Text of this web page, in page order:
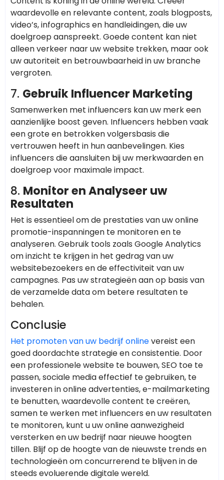
waardevolle en relevante content, zoals blogposts,
video’s, infographics en handleidingen, die uw
doelgroep aanspreekt. Goede content kan niet
alleen verkeer naar uw website trekken, maar ook
uw autoriteit en betrouwbaarheid in uw branche
vergroten.
7. Gebruik Influencer Marketing
Samenwerken met influencers kan uw merk een
aanzienlijke boost geven. Influencers hebben vaak
een grote en betrokken volgersbasis die
vertrouwen heeft in hun aanbevelingen. Kies
influencers die aansluiten bij uw merkwaarden en
doelgroep voor maximale impact.
8. Monitor en Analyseer uw
Resultaten
Het is essentieel om de prestaties van uw online
promotie-inspanningen te monitoren en te
analyseren. Gebruik tools zoals Google Analytics
om inzicht te krijgen in het gedrag van uw
websitebezoekers en de effectiviteit van uw
campagnes. Pas uw strategieën aan op basis van
de verzamelde data om betere resultaten te
behalen.
Conclusie
Het promoten van uw bedrijf onlinevereist een
goed doordachte strategie en consistentie. Door
een professionele website te bouwen, SEO toe te
passen, sociale media effectief te gebruiken, te
investeren in online advertenties, e-mailmarketing
te benutten, waardevolle content te creëren,
samen te werken met influencers en uw resultaten
te monitoren, kunt u uw online aanwezigheid
versterken en uw bedrijf naar nieuwe hoogten
tillen. Blijf op de hoogte van de nieuwste trends en
technologieën om concurrerend te blijven in de
steeds evoluerende digitale wereld.